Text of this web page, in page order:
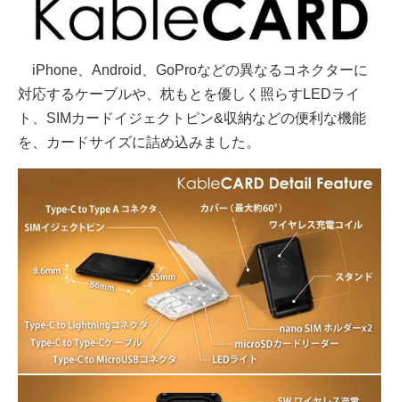
iPhone、Android、GoProなどの異なるコネクターに
対応するケーブルや、枕もとを優しく照らすLEDライ
ト、SIMカードイジェクトピン&収納などの便利な機能
を、カードサイズに詰め込みました。